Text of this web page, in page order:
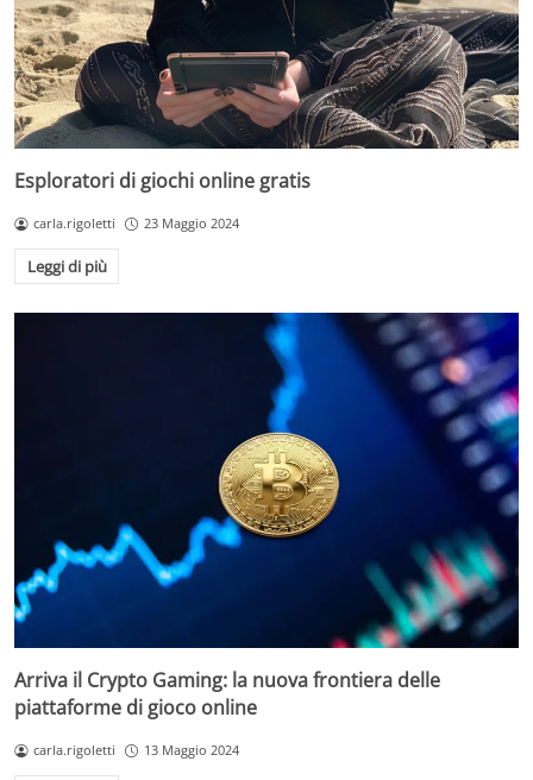
Esploratori di giochi online gratis
carla.rigoletti 23 Maggio 2024
Leggi di più
Arriva il Crypto Gaming: la nuova frontiera delle
piattaforme di gioco online
carla.rigoletti 13 Maggio 2024